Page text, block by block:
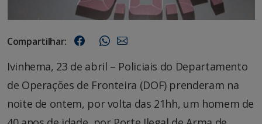
Compartilhar:
Ivinhema, 23 de abril – Policiais do Departamento
de Operações de Fronteira (DOF) prenderam na
noite de ontem, por volta das 21hh, um homem de